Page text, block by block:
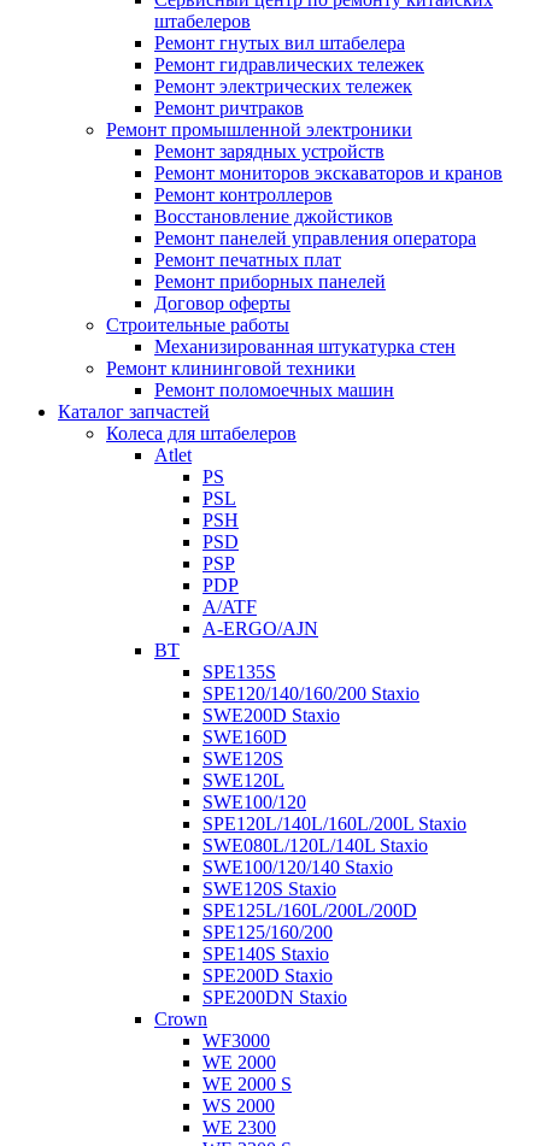
штабелеров
Ремонт гнутых вил штабелера
Ремонт гидравлических тележек
Ремонт электрических тележек
Ремонт ричтраков
Ремонт промышленной электроники
Ремонт зарядных устройств
Ремонт мониторов экскаваторов и кранов
Ремонт контроллеров
Восстановление джойстиков
Ремонт панелей управления оператора
Ремонт печатных плат
Ремонт приборных панелей
Договор оферты
Строительные работы
Механизированная штукатурка стен
Ремонт клининговой техники
Ремонт поломоечных машин
Каталог запчастей
Колеса для штабелеров
Atlet
PS
PSL
PSH
PSD
PSP
PDP
A/ATF
A-ERGO/AJN
BT
SPE135S
SPE120/140/160/200 Staxio
SWE200D Staxio
SWE160D
SWE120S
SWE120L
SWE100/120
SPE120L/140L/160L/200L Staxio
SWE080L/120L/140L Staxio
SWE100/120/140 Staxio
SWE120S Staxio
SPE125L/160L/200L/200D
SPE125/160/200
SPE140S Staxio
SPE200D Staxio
SPE200DN Staxio
Crown
WF3000
WE 2000
WE 2000 S
WS 2000
WE 2300